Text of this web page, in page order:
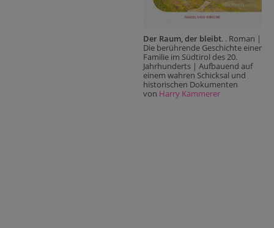
Der Raum, der bleibt. . Roman |
Die berührende Geschichte einer
Familie im Südtirol des 20.
Jahrhunderts | Aufbauend auf
einem wahren Schicksal und
historischen Dokumenten
von Harry Kämmerer